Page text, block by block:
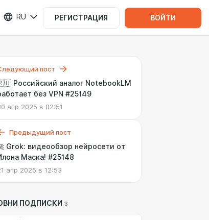
RU РЕГИСТРАЦИЯ ВОЙТИ
пост
Российский аналог NotebookLM
без VPN #25149
апр 2025 в 02:51
Предыдущий пост
Grok: видеообзор нейросети от
Маска! #25148
апр 2025 в 12:53
ПОДПИСКИ 3